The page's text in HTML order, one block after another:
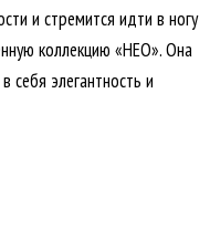
и стремится идти в ногу
коллекцию «НЕО». Она
себя элегантность и